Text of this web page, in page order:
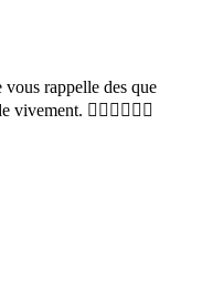
rappelle des que
👍🏻👍🏻👍🏻